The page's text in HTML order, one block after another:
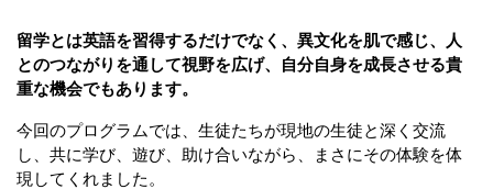
留学とは英語を習得するだけでなく、異文化を肌で感じ、人
とのつながりを通して視野を広げ、自分自身を成長させる貴
重な機会でもあります。
今回のプログラムでは、生徒たちが現地の生徒と深く交流
し、共に学び、遊び、助け合いながら、まさにその体験を体
現してくれました。